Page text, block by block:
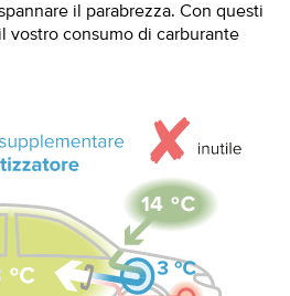
il parabrezza. Con questi
vostro consumo di carburante